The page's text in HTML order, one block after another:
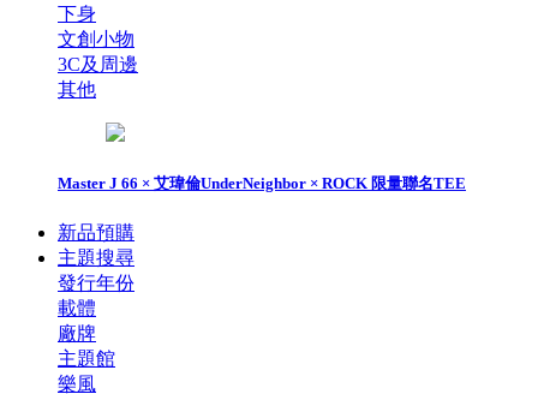
下身
文創小物
3C及周邊
其他
Master J 66 × 艾瑋倫UnderNeighbor × ROCK 限量聯名TEE
新品預購
主題搜尋
發行年份
載體
廠牌
主題館
樂風